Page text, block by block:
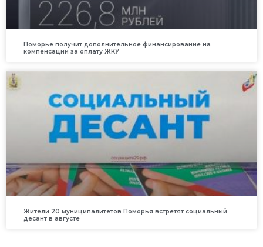
Поморье получит дополнительное финансирование на
компенсации за оплату ЖКУ
Жители 20 муниципалитетов Поморья встретят социальный
десант в августе